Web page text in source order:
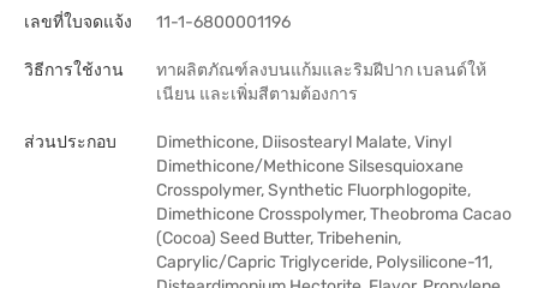
เลขที่ใบจดแจ้ง 11-1-6800001196
วิธีการใช้งาน
ทาผลิตภัณฑ์ลงบนแก้มและริมฝีปาก เบลนด์ให้
เนียน และเพิ่มสีตามต้องการ
ส่วนประกอบ
Dimethicone, Diisostearyl Malate, Vinyl
Dimethicone/Methicone Silsesquioxane
Crosspolymer, Synthetic Fluorphlogopite,
Dimethicone Crosspolymer, Theobroma Cacao
(Cocoa) Seed Butter, Tribehenin,
Caprylic/Capric Triglyceride, Polysilicone-11,